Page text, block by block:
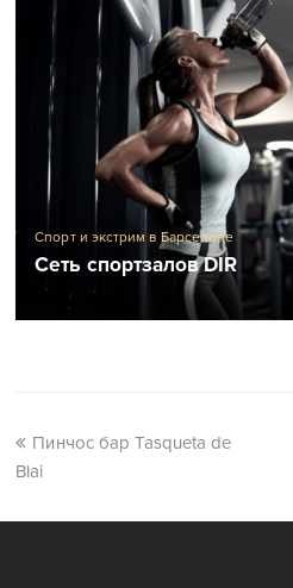
Спорт и экстрим в Барселоне
Сеть спортзалов DIR
Пинчос бар Tasqueta de
Blai